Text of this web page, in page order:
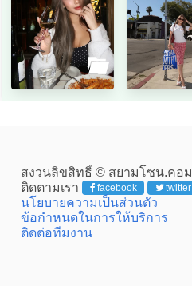
สงวนลิขสิทธิ์ © สยามโซน.คอม
ติดตามเรา
facebook twitter
นโยบายความเป็นส่วนตัว
ข้อกำหนดในการให้บริการ
ติดต่อทีมงาน